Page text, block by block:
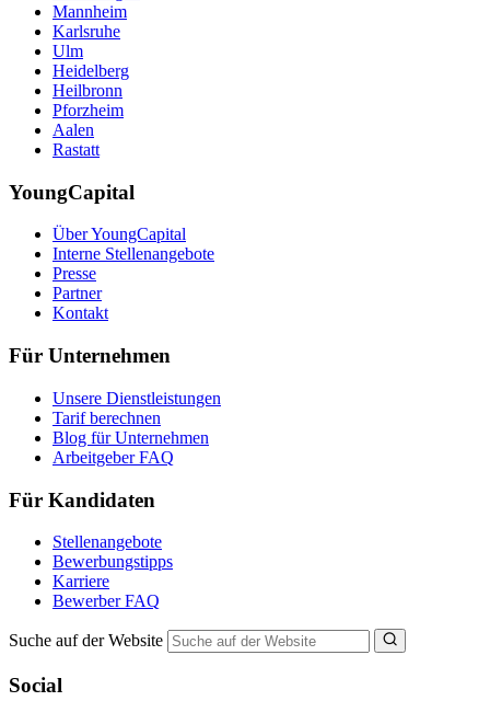
Mannheim
Karlsruhe
Ulm
Heidelberg
Heilbronn
Pforzheim
Aalen
Rastatt
YoungCapital
Über YoungCapital
Interne Stellenangebote
Presse
Partner
Kontakt
Für Unternehmen
Unsere Dienstleistungen
Tarif berechnen
Blog für Unternehmen
Arbeitgeber FAQ
Für Kandidaten
Stellenangebote
Bewerbungstipps
Karriere
Bewerber FAQ
Suche auf der Website
Social